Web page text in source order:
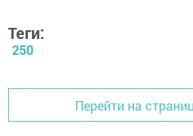
Теги:
250
Перейти на